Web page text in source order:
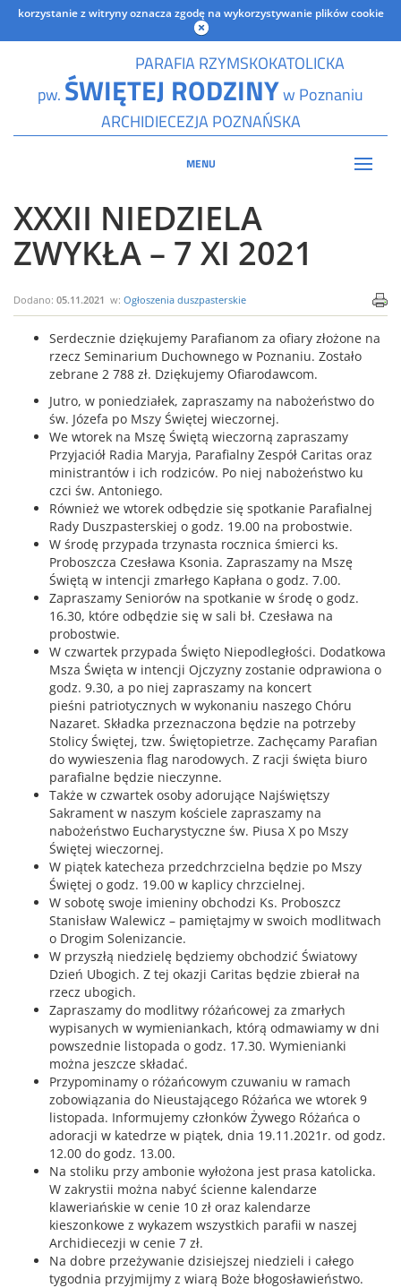
korzystanie z witryny oznacza zgodę na wykorzystywanie plików cookie
PARAFIA RZYMSKOKATOLICKA
pw. ŚWIĘTEJ RODZINYw Poznaniu
ARCHIDIECEZJA POZNAŃSKA
MENU
XXXII NIEDZIELA
ZWYKŁA – 7 XI 2021
Dodano: 05.11.2021 w: Ogłoszenia duszpasterskie
Serdecznie dziękujemy Parafianom za ofiary złożone na
rzecz Seminarium Duchownego w Poznaniu. Zostało
zebrane 2 788 zł. Dziękujemy Ofiarodawcom.
Jutro, w poniedziałek, zapraszamy na nabożeństwo do
św. Józefa po Mszy Świętej wieczornej.
We wtorek na Mszę Świętą wieczorną zapraszamy
Przyjaciół Radia Maryja, Parafialny Zespół Caritas oraz
ministrantów i ich rodziców. Po niej nabożeństwo ku
czci św. Antoniego.
Również we wtorek odbędzie się spotkanie Parafialnej
Rady Duszpasterskiej o godz. 19.00 na probostwie.
W środę przypada trzynasta rocznica śmierci ks.
Proboszcza Czesława Ksonia. Zapraszamy na Mszę
Świętą w intencji zmarłego Kapłana o godz. 7.00.
Zapraszamy Seniorów na spotkanie w środę o godz.
16.30, które odbędzie się w sali bł. Czesława na
probostwie.
W czwartek przypada Święto Niepodległości. Dodatkowa
Msza Święta w intencji Ojczyzny zostanie odprawiona o
godz. 9.30, a po niej zapraszamy na koncert
pieśni patriotycznych w wykonaniu naszego Chóru
Nazaret. Składka przeznaczona będzie na potrzeby
Stolicy Świętej, tzw. Świętopietrze. Zachęcamy Parafian
do wywieszenia flag narodowych. Z racji święta biuro
parafialne będzie nieczynne.
Także w czwartek osoby adorujące Najświętszy
Sakrament w naszym kościele zapraszamy na
nabożeństwo Eucharystyczne św. Piusa X po Mszy
Świętej wieczornej.
W piątek katecheza przedchrzcielna będzie po Mszy
Świętej o godz. 19.00 w kaplicy chrzcielnej.
W sobotę swoje imieniny obchodzi Ks. Proboszcz
Stanisław Walewicz – pamiętajmy w swoich modlitwach
o Drogim Solenizancie.
W przyszłą niedzielę będziemy obchodzić Światowy
Dzień Ubogich. Z tej okazji Caritas będzie zbierał na
rzecz ubogich.
Zapraszamy do modlitwy różańcowej za zmarłych
wypisanych w wymieniankach, którą odmawiamy w dni
powszednie listopada o godz. 17.30. Wymienianki
można jeszcze składać.
Przypominamy o różańcowym czuwaniu w ramach
zobowiązania do Nieustającego Różańca we wtorek 9
listopada. Informujemy członków Żywego Różańca o
adoracji w katedrze w piątek, dnia 19.11.2021r. od godz.
12.00 do godz. 13.00.
Na stoliku przy ambonie wyłożona jest prasa katolicka.
W zakrystii można nabyć ścienne kalendarze
klaweriańskie w cenie 10 zł oraz kalendarze
kieszonkowe z wykazem wszystkich parafii w naszej
Archidiecezji w cenie 7 zł.
Na dobre przeżywanie dzisiejszej niedzieli i całego
tygodnia przyjmijmy z wiarą Boże błogosławieństwo.